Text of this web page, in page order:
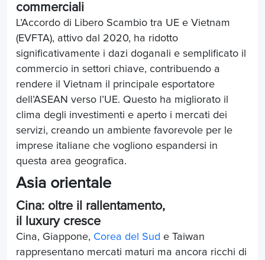
commerciali
L’Accordo di Libero Scambio tra UE e Vietnam
(EVFTA), attivo dal 2020, ha ridotto
significativamente i dazi doganali e semplificato il
commercio in settori chiave, contribuendo a
rendere il Vietnam il principale esportatore
dell’ASEAN verso l’UE. Questo ha migliorato il
clima degli investimenti e aperto i mercati dei
servizi, creando un ambiente favorevole per le
imprese italiane che vogliono espandersi in
questa area geografica.
Asia orientale
Cina: oltre il rallentamento,
il luxury cresce
Cina, Giappone, Corea del Sud e Taiwan
rappresentano mercati maturi ma ancora ricchi di